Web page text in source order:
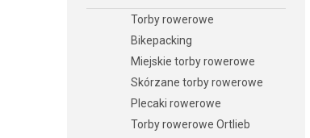
Torby rowerowe
Bikepacking
Miejskie torby rowerowe
Skórzane torby rowerowe
Plecaki rowerowe
Torby rowerowe Ortlieb